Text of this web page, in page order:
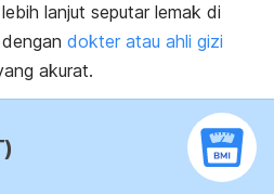
lanjut seputar lemak di
dokter atau ahli gizi
akurat.